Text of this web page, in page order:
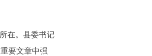
在。县委书记
要文章中强